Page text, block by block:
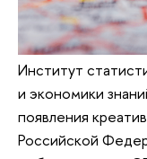
Институт
и экономики
появления
Российской